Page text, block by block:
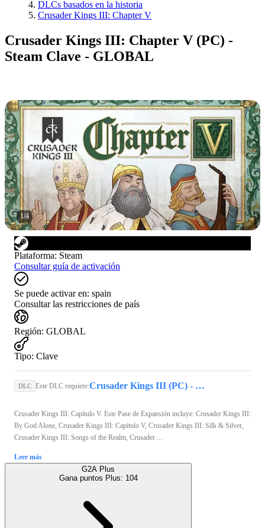
DLCs basados en la historia
Crusader Kings III: Chapter V
Crusader Kings III: Chapter V (PC) -
Steam Clave - GLOBAL
1/4
Plataforma: Steam
Consultar guía de activación
Se puede activar en: spain
Consultar las restricciones de país
Región: GLOBAL
Tipo: Clave
DLC Este DLC requiere: Crusader Kings III (PC) - Steam Key - GLOBAL
Crusader Kings III: Capítulo V. Este Pase de Expansión incluye: Crusader Kings III:
By God Alone, Crusader Kings III: Capítulo V, Crusader Kings III: Silk & Silver,
Crusader Kings III: Songs of the Realm, Crusader ...
Leer más
G2A Plus
Gana puntos Plus: 104